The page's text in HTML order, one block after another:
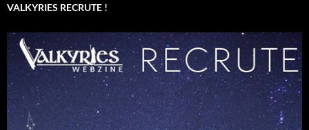
VALKYRIES RECRUTE !